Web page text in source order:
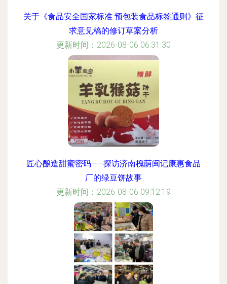
关于《食品安全国家标准 预包装食品标签通则》征
求意见稿的修订草案分析
更新时间：2026-08-06 06:31:30
匠心酿造甜蜜密码——探访济南槐荫闽记康惠食品
厂的绿豆饼故事
更新时间：2026-08-06 09:12:19